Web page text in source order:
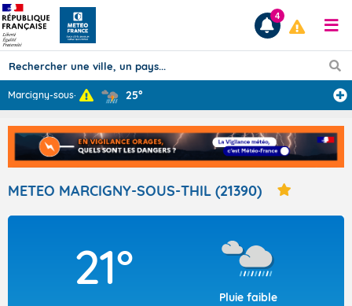
Prévisions
TOUS LES RÉSULTATS
Articles
4
Marcigny-sous-T... 25°
METEO MARCIGNY-SOUS-THIL (21390)
21°
Pluie faible